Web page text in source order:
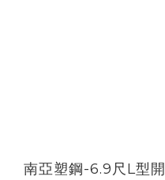
南亞塑鋼-6.9尺L型開